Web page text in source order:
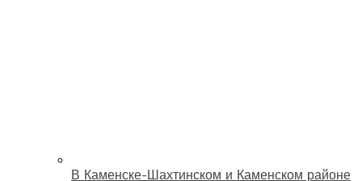
В Каменске-Шахтинском и Каменском районе